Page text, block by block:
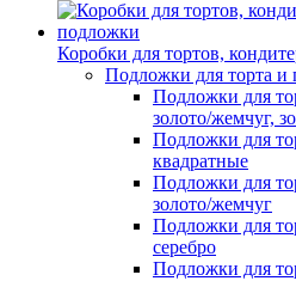
Коробки для тортов,
Подложки для торта
Подложки для
золото/жемчуг,
Подложки для
квадратные
Подложки для
золото/жемчуг
Подложки для
серебро
Подложки для